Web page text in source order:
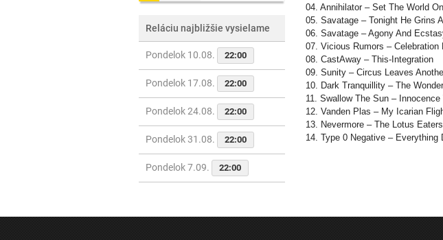
04. Annihilator – Set The World
05. Savatage – Tonight He Grins
06. Savatage – Agony And
07. Vicious Rumors – Celebration
08. CastAway – This-Integration
09. Sunity – Circus Leaves
10. Dark Tranquillity – The
11. Swallow The Sun –
12. Vanden Plas – My Icarian
13. Nevermore – The Lotus Eaters
14. Type 0 Negative – Everything
Reláciu najbližšie vysielame
Pondelok 10.08. 22:00
Pondelok 17.08. 22:00
Pondelok 24.08. 22:00
Pondelok 31.08. 22:00
Pondelok 7.09. 22:00